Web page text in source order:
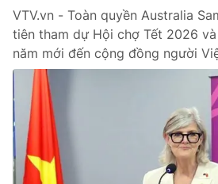
Hậu trường
Nhân vật
Khán giả
Giải sao mai
Điện ảnh
Âm nhạc
Sao
Đời sống
Du lịch
Làm đẹp
Chất lượng cuộc sống
Giáo dục
Tuyển sinh
Học trực tuyến
Công nghệ
Hitech Công nghệ tương lai
Giao lưu trực tuyến
VTV.vn - Toàn quyền Australia
tiên tham dự Hội chợ Tết 2026
năm mới đến cộng đồng người